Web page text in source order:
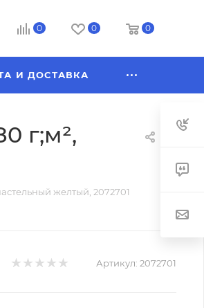
0 0 0
И ДОСТАВКА
г;м²,
желтый, 2072701
Артикул: 2072701